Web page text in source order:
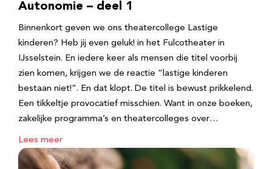
Autonomie – deel 1
Binnenkort geven we ons theatercollege Lastige
kinderen? Heb jij even geluk! in het Fulcotheater in
IJsselstein. En iedere keer als mensen die titel voorbij
zien komen, krijgen we de reactie “lastige kinderen
bestaan niet!”. En dat klopt. De titel is bewust prikkelend.
Een tikkeltje provocatief misschien. Want in onze boeken,
zakelijke programma’s en theatercolleges over…
Lees meer